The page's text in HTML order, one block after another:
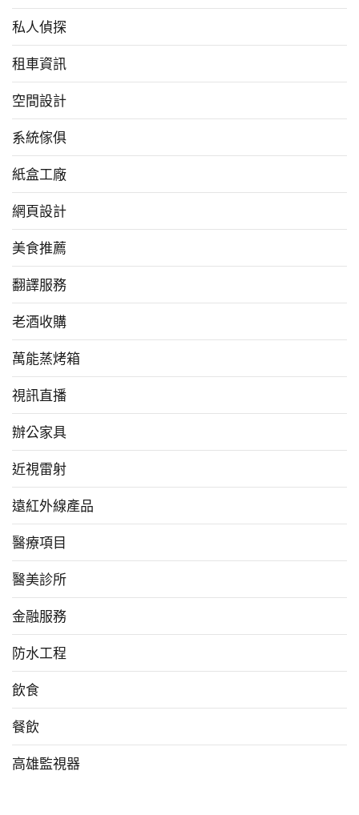
私人偵探
租車資訊
空間設計
系統傢俱
紙盒工廠
網頁設計
美食推薦
翻譯服務
老酒收購
萬能蒸烤箱
視訊直播
辦公家具
近視雷射
遠紅外線產品
醫療項目
醫美診所
金融服務
防水工程
飲食
餐飲
高雄監視器